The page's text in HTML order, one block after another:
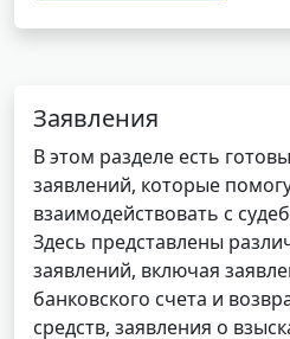
Заявления
В этом разделе есть
заявлений, которые
взаимодействовать с
Здесь представлены
заявлений, включая
банковского счета и
средств, заявления о